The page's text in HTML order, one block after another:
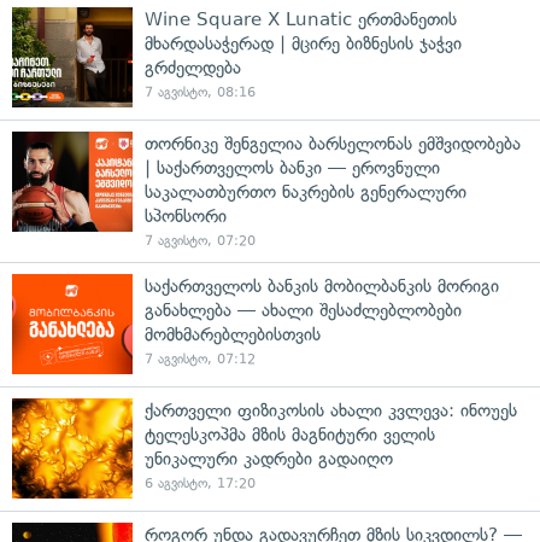
Wine Square X Lunatic ერთმანეთის
მხარდასაჭერად | მცირე ბიზნესის ჯაჭვი
გრძელდება
7 აგვისტო, 08:16
თორნიკე შენგელია ბარსელონას ემშვიდობება
| საქართველოს ბანკი — ეროვნული
საკალათბურთო ნაკრების გენერალური
სპონსორი
7 აგვისტო, 07:20
საქართველოს ბანკის მობილბანკის მორიგი
განახლება — ახალი შესაძლებლობები
მომხმარებლებისთვის
7 აგვისტო, 07:12
ქართველი ფიზიკოსის ახალი კვლევა: ინოუეს
ტელესკოპმა მზის მაგნიტური ველის
უნიკალური კადრები გადაიღო
6 აგვისტო, 17:20
როგორ უნდა გადავურჩეთ მზის სიკვდილს? —